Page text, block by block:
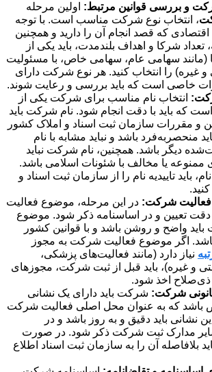
و بررسی قوانین مرتبط: اولین مرحله
، انتخاب نوع شرکت مناسب است. با توجه
که قصد انجام آن را دارید و همچنین
تعداد شرکا و اهداف بلندمدت، باید یکی از
(مانند سهامی عام، سهامی خاص، با مسئولیت
و غیره) را انتخاب کنید. هر نوع شرکت دارای
خاصی است که باید بررسی و رعایت شوند.
انتخاب نام مناسب برای شرکت یکی از
که باید با دقت انجام شود. نام شرکت باید
و مقررات سازمان ثبت اسناد و املاک کشور
منحصربه‌فرد باشد و نباید مشابه با نام
دیگر باشد. همچنین، نام شرکت نباید
ممنوعه یا مخالف با شئونات اسلامی باشد.
باید تاییدیه نام را از سازمان ثبت اسناد و
فعالیت شرکت: در این مرحله، موضوع فعالیت
دقت تعیین و در اساسنامه ذکر شود. موضوع
واضح و روشن باشد و با قوانین کشور
اگر موضوع فعالیت شرکت به مجوز
نیاز دارد (مانند فعالیت‌های پزشکی،
و غیره)، باید قبل از ثبت شرکت، مجوزهای
ذی‌صلاح اخذ شود.
شرکت: شرکت باید دارای یک نشانی
باشد که به عنوان محل اصلی فعالیت شرکت
نشانی باید دقیق و به روز باشد و در
مدارک ثبت شرکت ذکر شود. در صورت
بلافاصله آن را به سازمان ثبت اسناد اطلاع